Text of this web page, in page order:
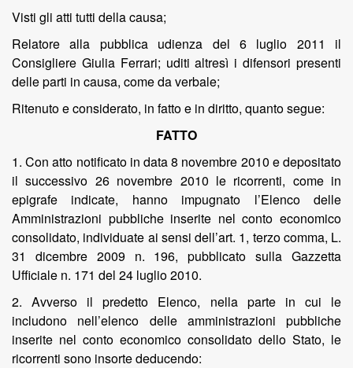
Visti gli atti tutti della causa;
Relatore alla pubblica udienza del 6 luglio 2011 il
Consigliere Giulia Ferrari; uditi altresì i difensori presenti
delle parti in causa, come da verbale;
Ritenuto e considerato, in fatto e in diritto, quanto segue:
FATTO
1. Con atto notificato in data 8 novembre 2010 e depositato
il successivo 26 novembre 2010 le ricorrenti, come in
epigrafe indicate, hanno impugnato l’Elenco delle
Amministrazioni pubbliche inserite nel conto economico
consolidato, individuate ai sensi dell’art. 1, terzo comma, L.
31 dicembre 2009 n. 196, pubblicato sulla Gazzetta
Ufficiale n. 171 del 24 luglio 2010.
2. Avverso il predetto Elenco, nella parte in cui le
includono nell’elenco delle amministrazioni pubbliche
inserite nel conto economico consolidato dello Stato, le
ricorrenti sono insorte deducendo: